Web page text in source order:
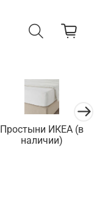
Простыни ИКЕА (в
наличии)